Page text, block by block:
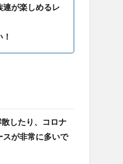
が楽しめるレ
したり、
コロナ
スが非常に多いで